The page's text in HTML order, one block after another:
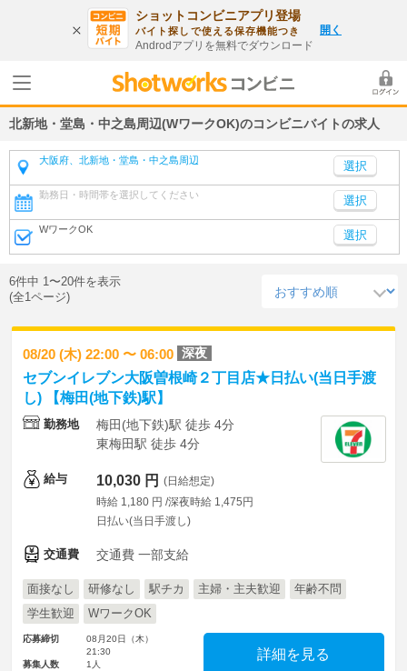
ショットコンビニアプリ登場
バイト探しで使える保存機能つき
Androdアプリを無料でダウンロード
開く
北新地・堂島・中之島周辺(WワークOK)のコンビニバイトの求人
大阪府、北新地・堂島・中之島周辺
勤務日・時間帯を選択してください 選択
WワークOK 選択
6件中 1〜20件を表示
(全1ページ)
08/20 (木) 22:00 〜 06:00 深夜
セブンイレブン大阪曽根崎２丁目店★日払い(当日手渡
し) 【梅田(地下鉄)駅】
勤務地
梅田(地下鉄)駅 徒歩 4分
東梅田駅 徒歩 4分
給与 10,030 円 (日給想定)
時給 1,180 円 /深夜時給 1,475円
日払い(当日手渡し)
交通費 交通費 一部支給
面接なし 研修なし 駅チカ 主婦・主夫歓迎
年齢不問
学生歓迎
WワークOK
応募締切
08月20日（木）
21:30
募集人数
1人
詳細を見る